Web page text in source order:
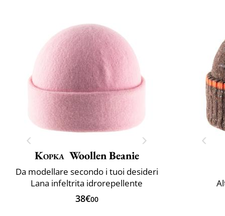
Kopka Woollen Beanie
Da modellare secondo i tuoi desideri
Lana infeltrita idrorepellente
38€00